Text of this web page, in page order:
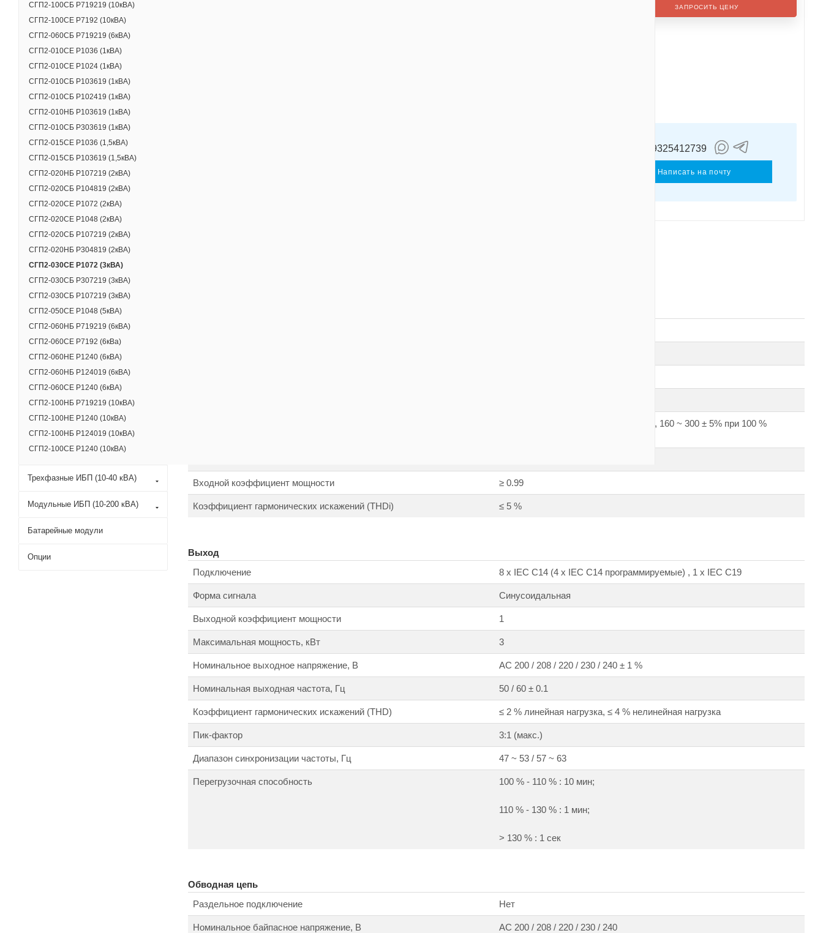
ЗАПРОСИТЬ ЦЕНУ
+79325412739
Написать на почту
АС 110 ~ 300 ±5 % при 50 % нагрузки, 160 ~ 300 ± 5% при 100 %
Входной коэффициент мощности ≥ 0.99
Коэффициент гармонических искажений (THDi) ≤ 5 %
Выход
Подключение
8 х IEC C14 (4 х IEC C14 программируемые) , 1 х IEC C19
Форма сигнала Синусоидальная
Выходной коэффициент мощности 1
Максимальная мощность, кВт 3
Номинальное выходное напряжение, В АС 200 / 208 / 220 / 230 / 240 ± 1 %
Номинальная выходная частота, Гц 50 / 60 ± 0.1
Коэффициент гармонических искажений (THD) ≤ 2 % линейная нагрузка, ≤ 4 % нелинейная нагрузка
Пик-фактор 3:1 (макс.)
Диапазон синхронизации частоты, Гц 47 ~ 53 / 57 ~ 63
Перегрузочная способность 100 % - 110 % : 10 мин;
110 % - 130 % : 1 мин;
> 130 % : 1 сек
Обводная цепь
Раздельное подключение
Нет
Номинальное байпасное напряжение, В АС 200 / 208 / 220 / 230 / 240
СГП2-100СБ Р719219 (10кВА)
СГП2-100СЕ Р7192 (10кВА)
СГП2-060СБ Р719219 (6кВА)
СГП2-010СЕ Р1036 (1кВА)
СГП2-010СЕ Р1024 (1кВА)
СГП2-010СБ Р103619 (1кВА)
СГП2-010СБ Р102419 (1кВА)
СГП2-010НБ Р103619 (1кВА)
СГП2-010СБ Р303619 (1кВА)
СГП2-015СЕ Р1036 (1,5кВА)
СГП2-015СБ Р103619 (1,5кВА)
СГП2-020НБ Р107219 (2кВА)
СГП2-020СБ Р104819 (2кВА)
СГП2-020СЕ Р1072 (2кВА)
СГП2-020СЕ Р1048 (2кВА)
СГП2-020СБ Р107219 (2кВА)
СГП2-020НБ Р304819 (2кВА)
СГП2-030СЕ Р1072 (3кВА)
СГП2-030СБ Р307219 (3кВА)
СГП2-030СБ Р107219 (3кВА)
СГП2-050СЕ Р1048 (5кВА)
СГП2-060НБ Р719219 (6кВА)
СГП2-060СЕ Р7192 (6кВа)
СГП2-060НЕ Р1240 (6кВА)
СГП2-060НБ Р124019 (6кВА)
СГП2-060СЕ Р1240 (6кВА)
СГП2-100НБ Р719219 (10кВА)
СГП2-100НЕ Р1240 (10кВА)
СГП2-100НБ Р124019 (10кВА)
СГП2-100СЕ Р1240 (10кВА)
Трехфазные ИБП (10-40 кВА)
Модульные ИБП (10-200 кВА)
Батарейные модули
Опции